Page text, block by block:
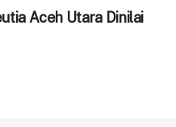
Aceh Utara Dinilai